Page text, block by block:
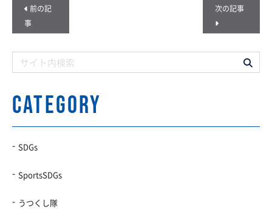
前の記
事
次の記事
CATEGORY
SDGs
SportsSDGs
うつくし隊